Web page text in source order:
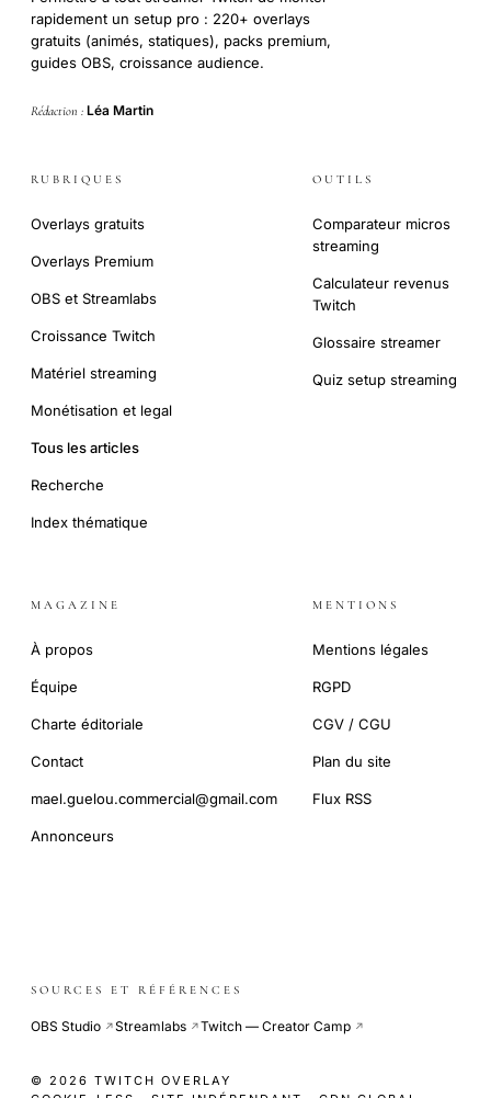
rapidement un setup pro : 220+ overlays
gratuits (animés, statiques), packs premium,
guides OBS, croissance audience.
Rédaction : Léa Martin
RUBRIQUES
Overlays gratuits
Overlays Premium
OBS et Streamlabs
Croissance Twitch
Matériel streaming
Monétisation et legal
Tous les articles
Recherche
Index thématique
OUTILS
Comparateur micros
streaming
Calculateur revenus
Twitch
Glossaire streamer
Quiz setup streaming
MAGAZINE
À propos
Équipe
Charte éditoriale
Contact
mael.guelou.commercial@gmail.com
Annonceurs
MENTIONS
Mentions légales
RGPD
CGV / CGU
Plan du site
Flux RSS
SOURCES ET RÉFÉRENCES
OBS Studio ↗Streamlabs ↗Twitch — Creator Camp ↗
© 2026 TWITCH OVERLAY